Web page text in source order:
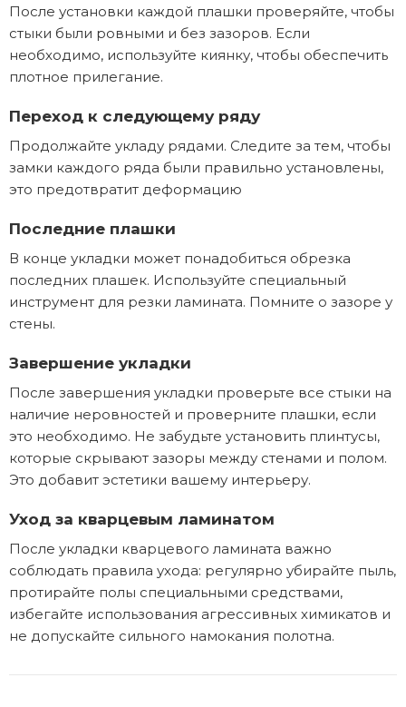
После установки каждой плашки проверяйте, чтобы
стыки были ровными и без зазоров. Если
необходимо, используйте киянку, чтобы обеспечить
плотное прилегание.
Переход к следующему ряду
Продолжайте укладу рядами. Следите за тем, чтобы
замки каждого ряда были правильно установлены,
это предотвратит деформацию
Последние плашки
В конце укладки может понадобиться обрезка
последних плашек. Используйте специальный
инструмент для резки ламината. Помните о зазоре у
стены.
Завершение укладки
После завершения укладки проверьте все стыки на
наличие неровностей и проверните плашки, если
это необходимо. Не забудьте установить плинтусы,
которые скрывают зазоры между стенами и полом.
Это добавит эстетики вашему интерьеру.
Уход за кварцевым ламинатом
После укладки кварцевого ламината важно
соблюдать правила ухода: регулярно убирайте пыль,
протирайте полы специальными средствами,
избегайте использования агрессивных химикатов и
не допускайте сильного намокания полотна.